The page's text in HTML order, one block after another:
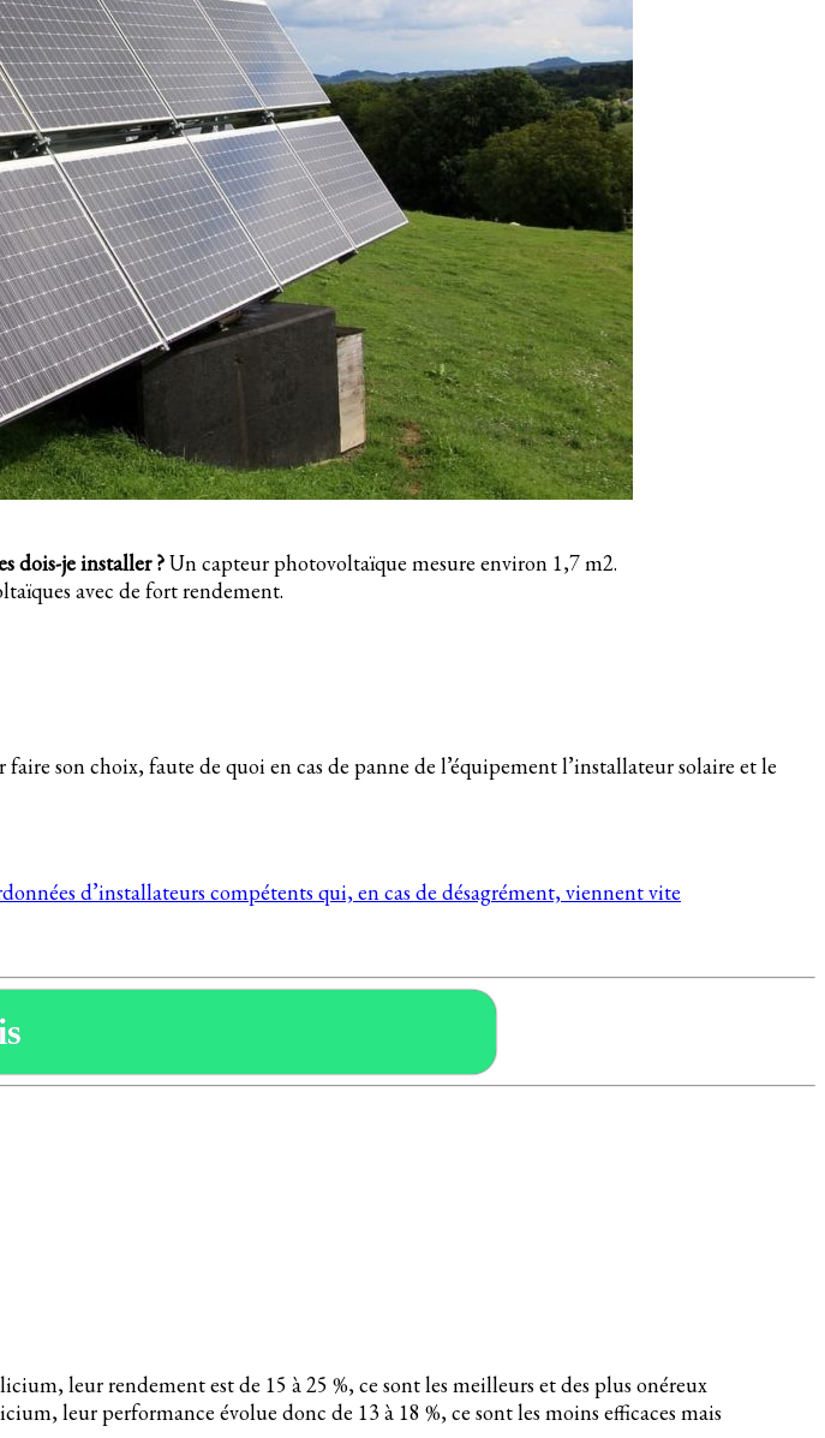
dois-je installer ?Un capteur photovoltaïque mesure environ 1,7 m2.
avec de fort rendement.
son choix, faute de quoi en cas de panne de l’équipement l’installateur solaire et le
d’installateurs compétents qui, en cas de désagrément, viennent vite
leur rendement est de 15 à 25 %, ce sont les meilleurs et des plus onéreux
leur performance évolue donc de 13 à 18 %, ce sont les moins efficaces mais